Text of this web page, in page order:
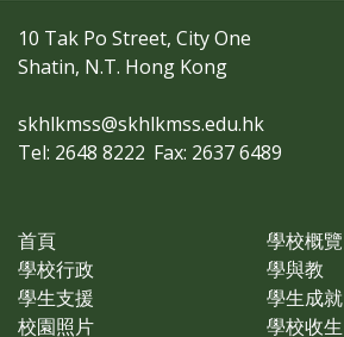
10 Tak Po Street, City One
Shatin, N.T. Hong Kong
skhlkmss@skhlkmss.edu.hk
Tel: 2648 8222 Fax: 2637 6489
首頁
學校概覽
學校行政
學與教
學生支援
學生成就
校園照片
學校收生